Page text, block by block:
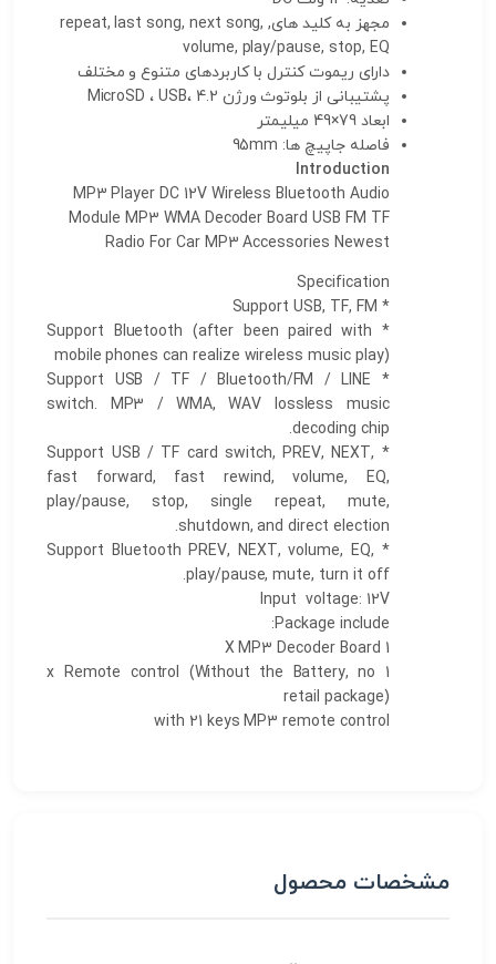
مجهز به کلید های, repeat, last song, next song,
volume, play/pause, stop, EQ
دارای ریموت کنترل با کاربردهای متنوع و مختلف
پشتیبانی از بلوتوث ورژن 4.2 ،MicroSD ، USB
ابعاد 79×49 میلیمتر
فاصله جاپیچ ها: 95mm
Introduction
MP3 Player DC 12V Wireless Bluetooth Audio
Module MP3 WMA Decoder Board USB FM TF
Radio For Car MP3 Accessories Newest
Specification
* Support USB, TF, FM
* Support Bluetooth (after been paired with
mobile phones can realize wireless music play)
* Support USB / TF / Bluetooth/FM / LINE
switch. MP3 / WMA, WAV lossless music
decoding chip.
* Support USB / TF card switch, PREV, NEXT,
fast forward, fast rewind, volume, EQ,
play/pause, stop, single repeat, mute,
shutdown, and direct election.
* Support Bluetooth PREV, NEXT, volume, EQ,
play/pause, mute, turn it off.
Input voltage: 12V
Package include:
1 X MP3 Decoder Board
1 x Remote control (Without the Battery, no
retail package)
with 21 keys MP3 remote control
مشخصات محصول